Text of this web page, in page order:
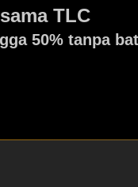
TLC
50% tanpa